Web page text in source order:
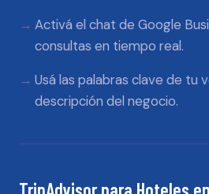
Activá el chat de Google
consultas en tiempo real.
Usá las palabras clave de tu
descripción del negocio.